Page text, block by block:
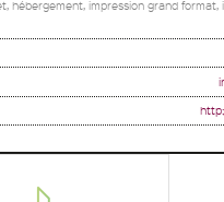
hébergement, impression grand format,